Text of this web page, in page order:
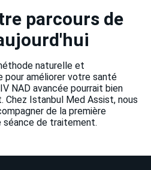
parcours de
naturelle et
pour améliorer votre santé
NAD avancée pourrait bien
Chez Istanbul Med Assist, nous
de la première
séance de traitement.